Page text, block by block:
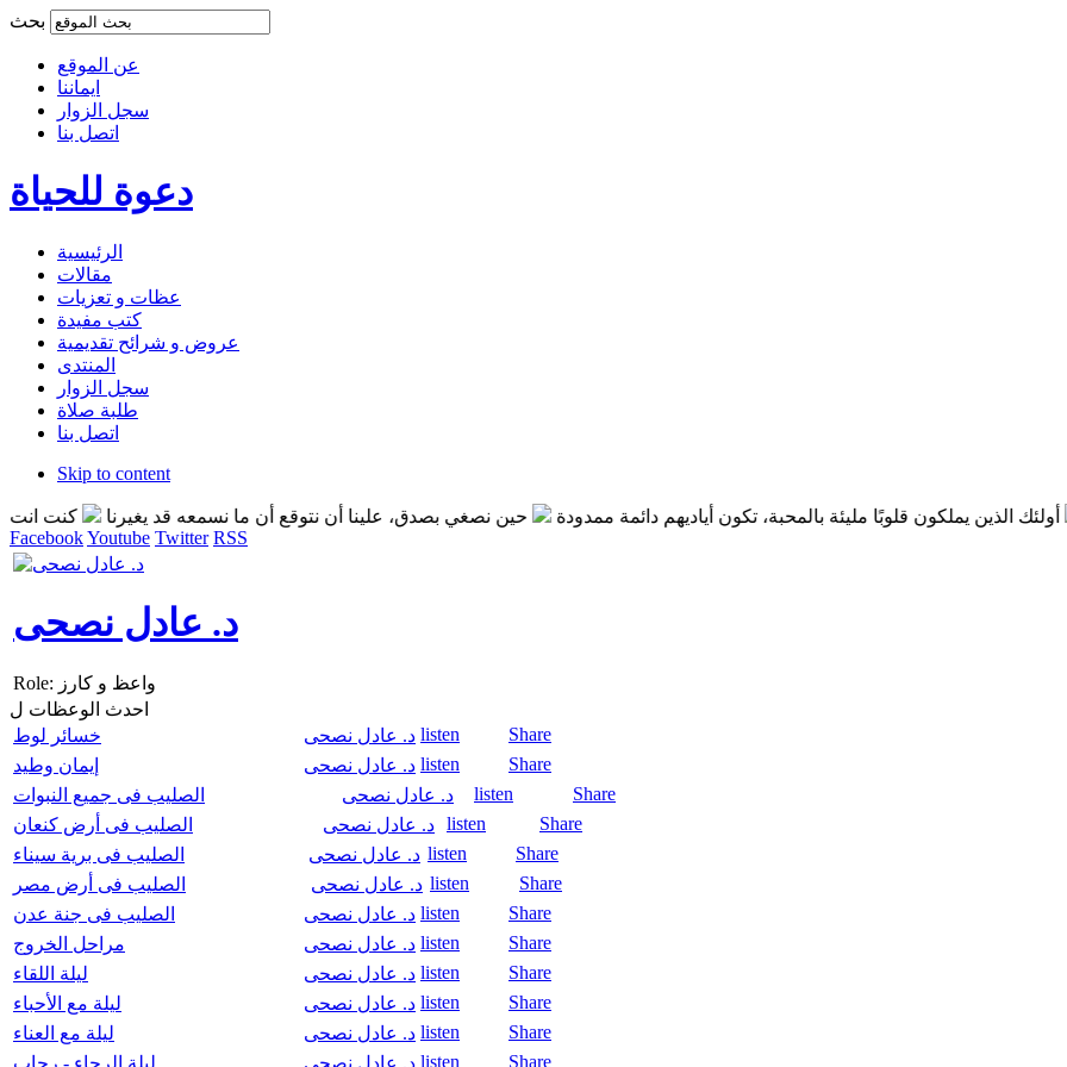
عن الموقع
ايماننا
سجل الزوار
اتصل بنا
دعوة للحياة
الرئيسية
مقالات
عظات و تعزيات
كتب مفيدة
عروض و شرائح تقديمية
المنتدى
سجل الزوار
طلبة صلاة
اتصل بنا
Skip to content
الذين يملكون قلوبًا مليئة بالمحبة، تكون أياديهم دائمة ممدودة حين نصغي بصدق، علينا أن نتوقع أن ما نسمعه قد يغيرنا كنت انت
FacebookYoutube Twitter RSS
د. عادل نصحى
Role: واعظ و كارز
احدث الوعظات ل
خسائر لوط
د. عادل نصحى listen
Share
إيمان وطيد
د. عادل نصحى listen
Share
الصليب فى جميع النبوات
د. عادل نصحى listen
Share
الصليب فى أرض كنعان
د. عادل نصحى listen
Share
الصليب فى برية سيناء
د. عادل نصحى listen
Share
الصليب فى أرض مصر
د. عادل نصحى listen
Share
الصليب فى جنة عدن
د. عادل نصحى listen
Share
مراحل الخروج
د. عادل نصحى listen
Share
ليلة اللقاء
د. عادل نصحى listen
Share
ليلة مع الأحباء
د. عادل نصحى listen
Share
ليلة مع العناء
د. عادل نصحى listen
Share
ليلة الرجاء - رحاب
د. عادل نصحى listen
Share